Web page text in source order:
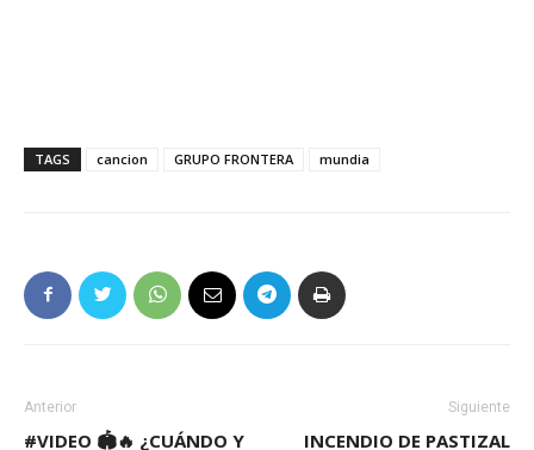
TAGS cancion GRUPO FRONTERA mundia
Anterior
#VIDEO 🏟️🔥 ¿CUÁNDO Y
Siguiente
INCENDIO DE PASTIZAL